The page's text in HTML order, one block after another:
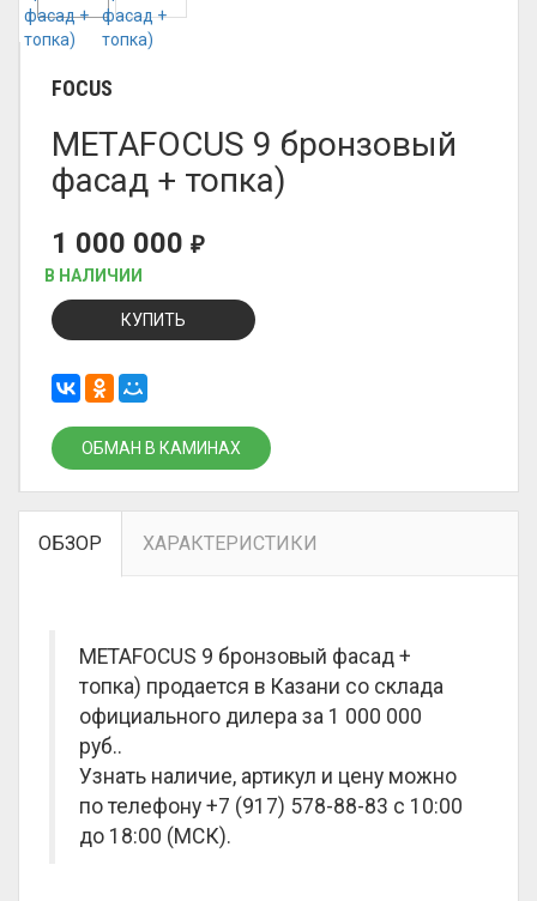
FOCUS
METAFOCUS 9 бронзовый
фасад + топка)
1 000 000 ₽
В НАЛИЧИИ
КУПИТЬ
ОБМАН В КАМИНАХ
ОБЗОР ХАРАКТЕРИСТИКИ
METAFOCUS 9 бронзовый фасад +
топка) продается в Казани со склада
официального дилера за 1 000 000
руб..
Узнать наличие, артикул и цену можно
по телефону +7 (917) 578-88-83 с 10:00
до 18:00 (МСК).